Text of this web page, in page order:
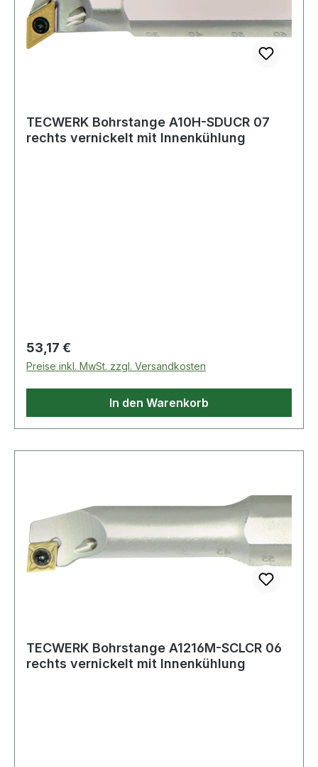
TECWERK Bohrstange A10H-SDUCR 07
rechts vernickelt mit Innenkühlung
Regulärer Preis:
53,17 €
Preise inkl. MwSt. zzgl. Versandkosten
In den Warenkorb
TECWERK Bohrstange A1216M-SCLCR 06
rechts vernickelt mit Innenkühlung